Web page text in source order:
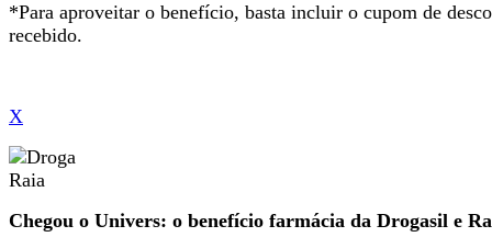
*Para aproveitar o benefício, basta incluir o cupom de
recebido.
X
Chegou o Univers: o benefício farmácia da Drogasil e